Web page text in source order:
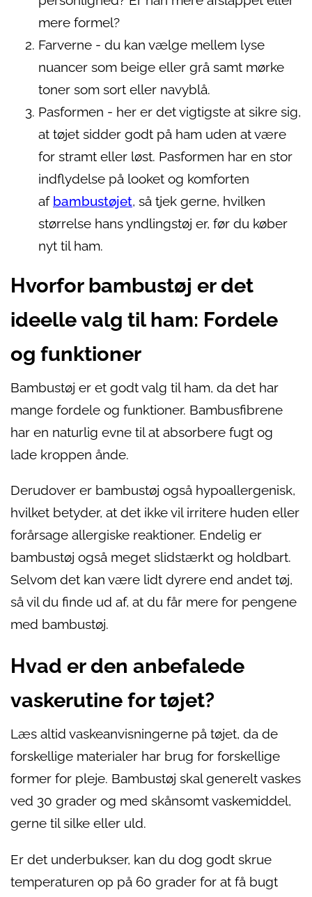
mere formel?
Farverne - du kan vælge mellem lyse
nuancer som beige eller grå samt mørke
toner som sort eller navyblå.
Pasformen - her er det vigtigste at sikre sig,
at tøjet sidder godt på ham uden at være
for stramt eller løst. Pasformen har en stor
indflydelse på looket og komforten
af bambustøjet, så tjek gerne, hvilken
størrelse hans yndlingstøj er, før du køber
nyt til ham.
Hvorfor bambustøj er det
ideelle valg til ham: Fordele
og funktioner
Bambustøj er et godt valg til ham, da det har
mange fordele og funktioner. Bambusfibrene
har en naturlig evne til at absorbere fugt og
lade kroppen ånde.
Derudover er bambustøj også hypoallergenisk,
hvilket betyder, at det ikke vil irritere huden eller
forårsage allergiske reaktioner. Endelig er
bambustøj også meget slidstærkt og holdbart.
Selvom det kan være lidt dyrere end andet tøj,
så vil du finde ud af, at du får mere for pengene
med bambustøj.
Hvad er den anbefalede
vaskerutine for tøjet?
Læs altid vaskeanvisningerne på tøjet, da de
forskellige materialer har brug for forskellige
former for pleje. Bambustøj skal generelt vaskes
ved 30 grader og med skånsomt vaskemiddel,
gerne til silke eller uld.
Er det underbukser, kan du dog godt skrue
temperaturen op på 60 grader for at få bugt